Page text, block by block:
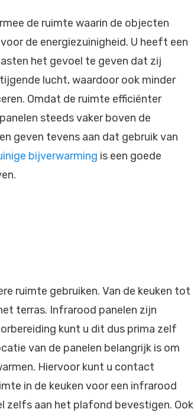
de ruimte waarin de objecten
de energiezuinigheid. U heeft een
het gevoel te geven dat zij
lucht, waardoor ook minder
Omdat de ruimte efficiënter
steeds vaker boven de
geven tevens aan dat gebruik van
bijverwarming is een goede
ruimte gebruiken. Van de keuken tot
terras. Infrarood panelen zijn
kunt u dit dus prima zelf
van de panelen belangrijk is om
Hiervoor kunt u contact
in de keuken voor een infrarood
zelfs aan het plafond bevestigen. Ook